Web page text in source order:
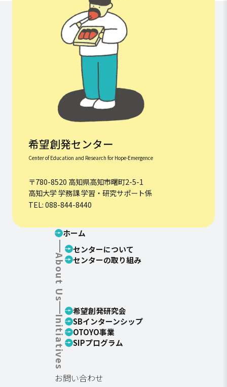
希望創発センター
Center of Education and Research for Hope-Emergence
〒780-8520 高知県高知市曙町2-5-1
高知大学 学務課 学習・研究サポート係
TEL: 088-844-8440
ホーム
About Us
センターについて
センターの取り組み
Initiatives
希望創発研究会
SBインターンシップ
OTOYO事業
SIPプログラム
お問い合わせ